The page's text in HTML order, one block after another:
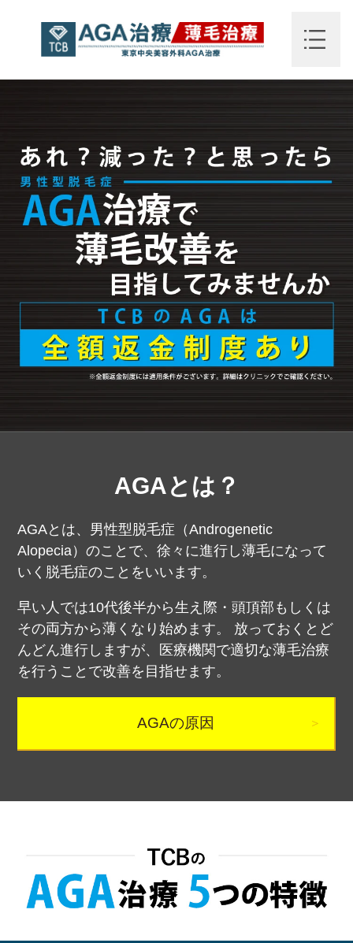
AGAとは？
AGAとは、男性型脱毛症（Androgenetic
Alopecia）のことで、徐々に進行し薄毛になって
いく脱毛症のことをいいます。
早い人では10代後半から生え際・頭頂部もしくは
その両方から薄くなり始めます。
放っておくとど
んどん進行しますが、医療機関で適切な薄毛治療
を行うことで改善を目指せます。
AGAの原因